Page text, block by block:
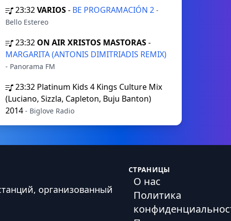
23:32VARIOS- BE PROGRAMACIÓN 2 -
Bello Estereo
23:32 ON AIR XRISTOS MASTORAS-
MARGARITA (ANTONIS DIMITRIADIS REMIX)
- Panorama FM
23:32 Platinum Kids 4 Kings Culture Mix
(Luciano, Sizzla, Capleton, Buju Banton)
2014 - Biglove Radio
организованный
СТРАНИЦЫ
О нас
Политика